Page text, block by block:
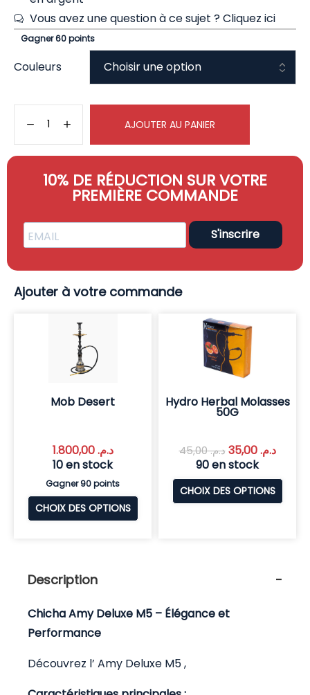
Vous avez une question à ce sujet ?Cliquez ici
Gagner 60 points
Couleurs
AJOUTER AU PANIER
10% DE RÉDUCTION SUR VOTRE
PREMIÈRE COMMANDE
S'inscrire
Ajouter à votre commande
Mob Desert
د.م.1.800,00
10 en stock
Gagner 90 points
CHOIX DES OPTIONS
Hydro Herbal Molasses
50G
د.م.45,00 د.م.35,00
90 en stock
CHOIX DES OPTIONS
Description
Chicha Amy Deluxe M5 – Élégance et
Performance
Découvrez l’ Amy Deluxe M5 ,